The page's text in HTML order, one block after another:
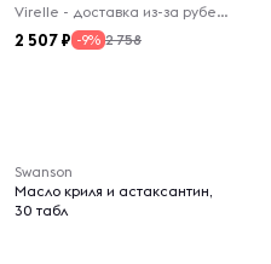
Virelle - доставка из-за рубежа
2 507 -9% 2 758
Swanson
Масло криля и астаксантин,
30 табл